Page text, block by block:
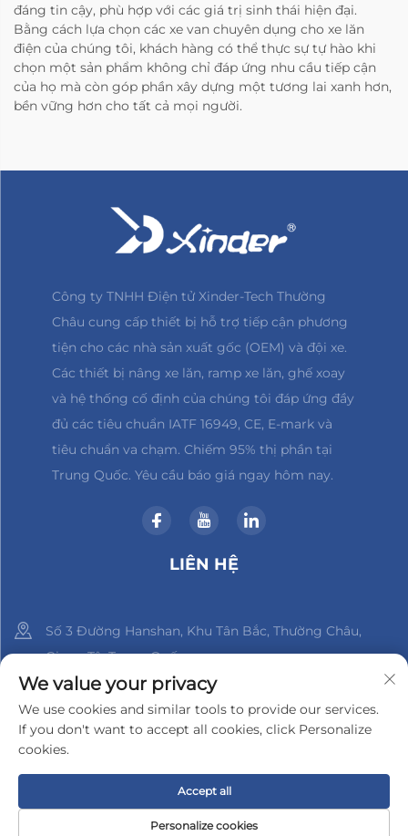
đáng tin cậy, phù hợp với các giá trị sinh thái hiện đại.
Bằng cách lựa chọn các xe van chuyên dụng cho xe lăn
điện của chúng tôi, khách hàng có thể thực sự tự hào khi
chọn một sản phẩm không chỉ đáp ứng nhu cầu tiếp cận
của họ mà còn góp phần xây dựng một tương lai xanh hơn,
bền vững hơn cho tất cả mọi người.
Công ty TNHH Điện tử Xinder-Tech Thường
Châu cung cấp thiết bị hỗ trợ tiếp cận phương
tiện cho các nhà sản xuất gốc (OEM) và đội xe.
Các thiết bị nâng xe lăn, ramp xe lăn, ghế xoay
và hệ thống cố định của chúng tôi đáp ứng đầy
đủ các tiêu chuẩn IATF 16949, CE, E-mark và
tiêu chuẩn va chạm. Chiếm 95% thị phần tại
Trung Quốc. Yêu cầu báo giá ngay hôm nay.
LIÊN HỆ
Số 3 Đường Hanshan, Khu Tân Bắc, Thường Châu,
Giang Tô, Trung Quốc
+86-18961288218
[email protected]
Bản quyền © 2025 Công ty TNHH Điện tử Changzhou Xinder-
Tech Chính sách Bảo mật
We value your privacy
We use cookies and similar tools to provide our services.
If you don't want to accept all cookies, click Personalize
cookies.
Personalize cookies
Accept all